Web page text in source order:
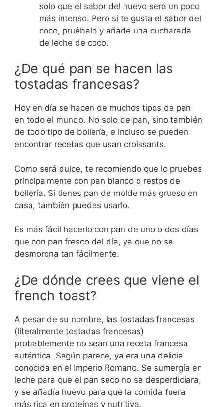
solo que el sabor del huevo será un poco
más intenso. Pero si te gusta el sabor del
coco, pruébalo y añade una cucharada
de leche de coco.
¿De qué pan se hacen las
tostadas francesas?
Hoy en día se hacen de muchos tipos de pan
en todo el mundo. No solo de pan, sino también
de todo tipo de bollería, e incluso se pueden
encontrar recetas que usan croissants.
Como será dulce, te recomiendo que lo pruebes
principalmente con pan blanco o restos de
bollería. Si tienes pan de molde más grueso en
casa, también puedes usarlo.
Es más fácil hacerlo con pan de uno o dos días
que con pan fresco del día, ya que no se
desmorona tan fácilmente.
¿De dónde crees que viene el
french toast?
A pesar de su nombre, las tostadas francesas
(literalmente tostadas francesas)
probablemente no sean una receta francesa
auténtica. Según parece, ya era una delicia
conocida en el Imperio Romano. Se sumergía en
leche para que el pan seco no se desperdiciara,
y se añadía huevo para que la comida fuera
más rica en proteínas y nutritiva.